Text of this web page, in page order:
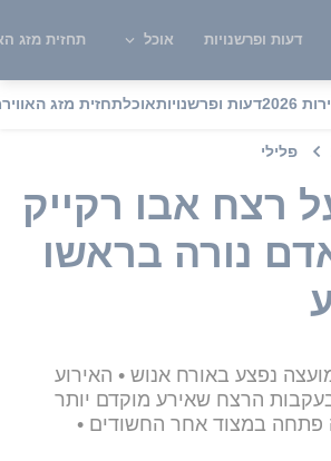
דעות ופרשנויות אוכל תחזית מזג
2026 דעות ופרשנויותאוכלתחזית מזג האוויר
פלילי
רצח אבו רקייק
8: אדם נורה בראשו
נפצע באורח אנוש • האירוע
הרצח שאירע מוקדם יותר
במצוד אחר החשודים •